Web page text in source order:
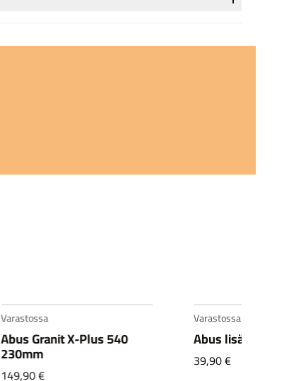
Varastossa
Abus Granit X-Plus 540
230mm
149,90€
Varastossa
Abus lisäketju
39,90€